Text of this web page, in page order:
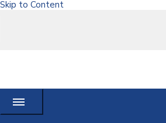
Skip to Content